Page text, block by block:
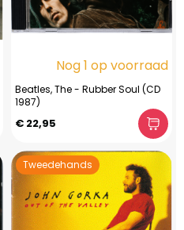
Nog 1 op voorraad
Beatles, The - Rubber Soul (CD
1987)
€ 22,95
Tweedehands